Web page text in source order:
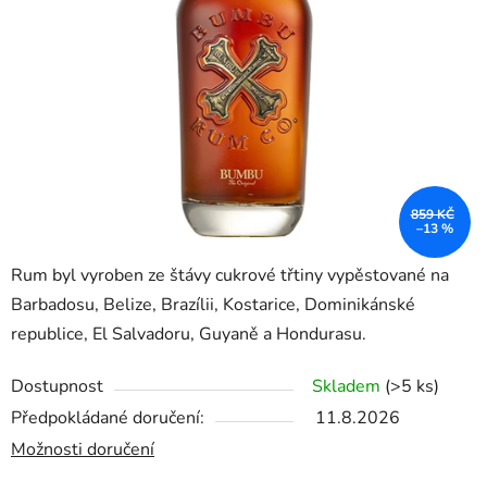
Rum byl vyroben ze štávy cukrové třtiny vypěstované na
Barbadosu, Belize, Brazílii, Kostarice, Dominikánské
republice, El Salvadoru, Guyaně a Hondurasu.
Dostupnost Skladem (>5 ks)
Předpokládané doručení:
11.8.2026
Možnosti doručení
859 KČ
–13 %